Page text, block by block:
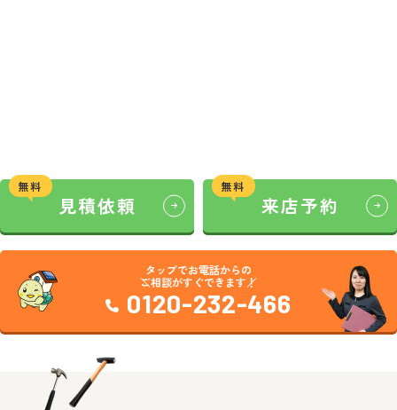
無料
見積依頼
無料
来店予約
タップでお電話からの
ご相談がすぐできます！
0120-232-466